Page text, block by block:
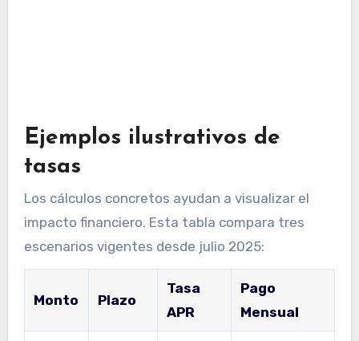
Ejemplos ilustrativos de
tasas
Los cálculos concretos ayudan a visualizar el
impacto financiero. Esta tabla compara tres
escenarios vigentes desde julio 2025:
Monto Plazo
Tasa
APR
Pago
Mensual